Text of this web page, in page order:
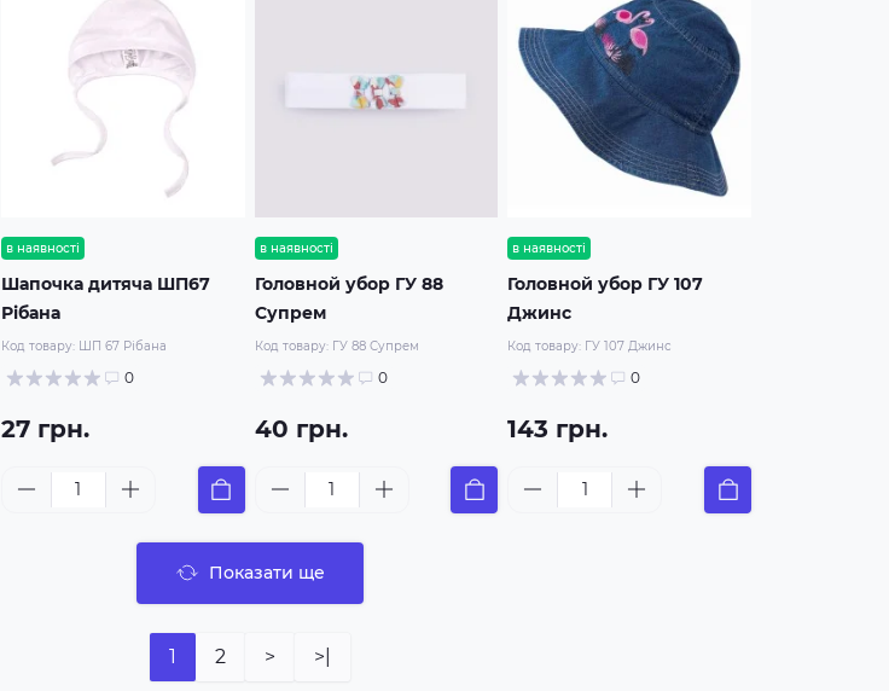
в наявності
Шапочка дитяча ШП67
Рібана
Код товару: ШП 67 Рібана
0
27 грн.
в наявності
Головной убор ГУ 88
Супрем
Код товару: ГУ 88 Супрем
0
40 грн.
в наявності
Головной убор ГУ 107
Джинс
Код товару: ГУ 107 Джинс
0
143 грн.
Показати ще
1 2 > >|